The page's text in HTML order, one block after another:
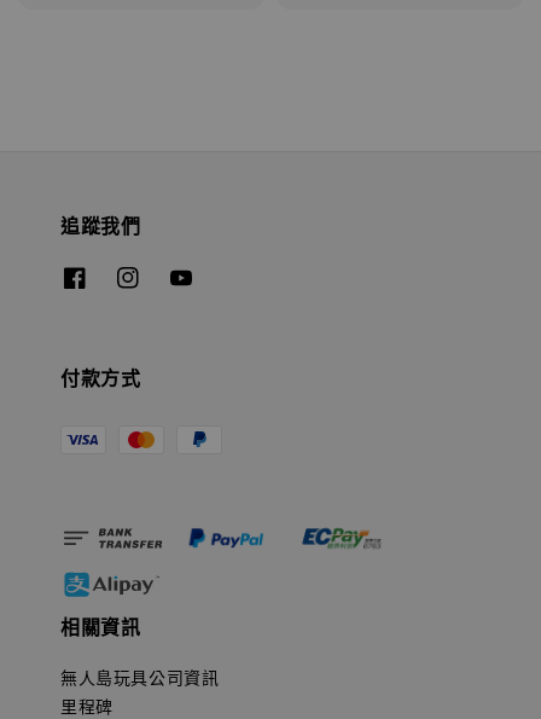
追蹤我們
付款方式
相關資訊
無人島玩具公司資訊
里程碑